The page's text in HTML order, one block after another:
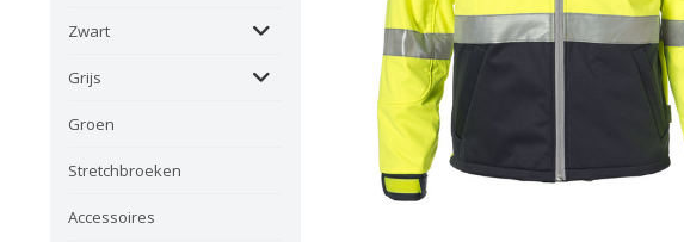
Zwart
Grijs
Groen
Stretchbroeken
Accessoires